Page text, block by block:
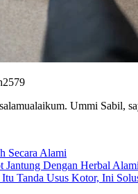
Ummi
Secara Alami
Jantung Dengan Herbal Alami
Tanda Usus Kotor, Ini